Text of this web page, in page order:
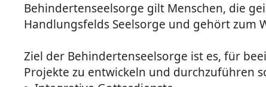
Behindertenseelsorge gilt Menschen, die
Handlungsfelds Seelsorge und gehört zum
Ziel der Behindertenseelsorge ist es, für
Projekte zu entwickeln und durchzuführen